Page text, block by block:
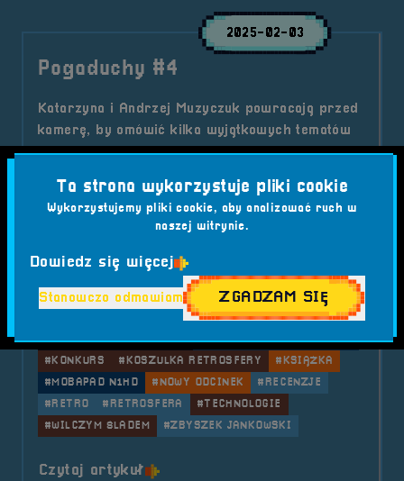
2025-02-03
Pogaduchy #4
Katarzyna i Andrzej Muzyczuk powracają przed
kamerę, by omówić kilka wyjątkowych tematów
ze świata gier, literatury i technologii! W
wiedzy, ciekawostek i emocji, a także kilka
ekscytujących zapowiedzi.
#ANDRZEJ MUZYCZUK
#AUKCJA
#DARK PROJECT ONIONITE WIRED
#GAMING
#INSTAGRAM
#KATARZYNA MUZYCZUK
#KLAWIATURA
#KONCERT
#KONKURS
#KOSZULKA RETROSFERY
#KSIĄŻKA
#MOBAPAD N1HD
#NOWY ODCINEK
#RECENZJE
#RETRO
#RETROSFERA
#TECHNOLOGIE
#WILCZYM ŚLADEM
#ZBYSZEK JANKOWSKI
Czytaj artykuło tytule Pogaduchy #4
Ta strona wykorzystuje pliki cookie
Wykorzystujemy pliki cookie, aby analizować ruch w
naszej witrynie.
Dowiedz się więcej
Stanowczo odmawiam ZGADZAM SIĘ